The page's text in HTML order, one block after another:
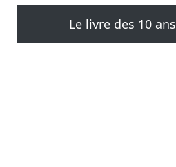
Le livre des 10 ans